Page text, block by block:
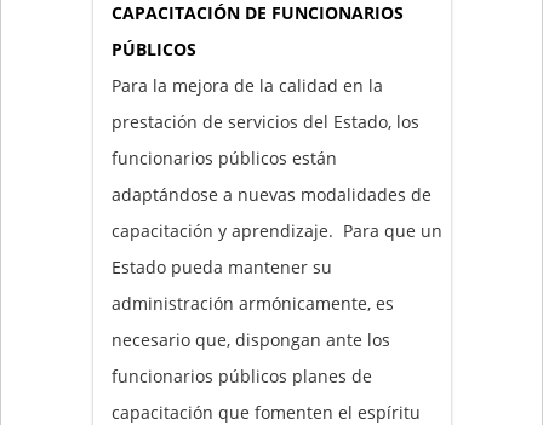
CAPACITACIÓN DE FUNCIONARIOS
PÚBLICOS
Para la mejora de la calidad en la
prestación de servicios del Estado, los
funcionarios públicos están
adaptándose a nuevas modalidades de
capacitación y aprendizaje. Para que un
Estado pueda mantener su
administración armónicamente, es
necesario que, dispongan ante los
funcionarios públicos planes de
capacitación que fomenten el espíritu